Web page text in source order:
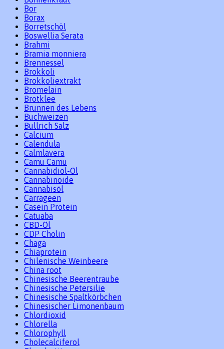
Bor
Borax
Borretschöl
Boswellia Serata
Brahmi
Bramia monniera
Brennessel
Brokkoli
Brokkoliextrakt
Bromelain
Brotklee
Brunnen des Lebens
Buchweizen
Bullrich Salz
Calcium
Calendula
Calmlavera
Camu Camu
Cannabidiol-Öl
Cannabinoide
Cannabisöl
Carrageen
Casein Protein
Catuaba
CBD-Öl
CDP Cholin
Chaga
Chiaprotein
Chilenische Weinbeere
China root
Chinesische Beerentraube
Chinesische Petersilie
Chinesische Spaltkörbchen
Chinesischer Limonenbaum
Chlordioxid
Chlorella
Chlorophyll
Cholecalciferol